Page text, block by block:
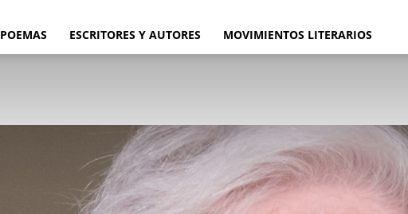
POEMAS ESCRITORES Y AUTORES MOVIMIENTOS LITERARIOS